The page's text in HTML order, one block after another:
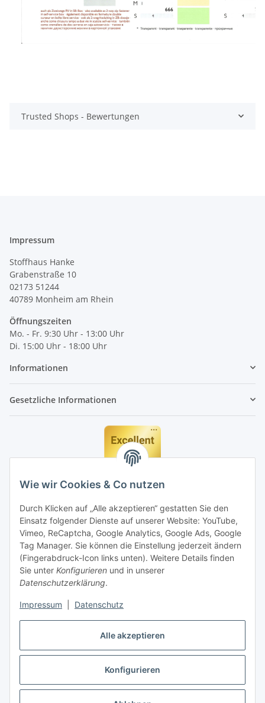
Alle akzeptieren
Konfigurieren
Wie wir Cookies & Co nutzen
Durch Klicken auf „Alle akzeptieren“ gestatten Sie den
Einsatz folgender Dienste auf unserer Website: YouTube,
Vimeo, ReCaptcha, Google Analytics, Google Ads, Google
Tag Manager. Sie können die Einstellung jederzeit ändern
(Fingerabdruck-Icon links unten). Weitere Details finden
Sie unter Konfigurieren und in unserer
Datenschutzerklärung.
Impressum Datenschutz
Trusted Shops - Bewertungen
Impressum
Stoffhaus Hanke
Grabenstraße 10
02173 51244
40789 Monheim am Rhein
Öffnungszeiten
Mo. - Fr. 9:30 Uhr - 13:00 Uhr
Di. 15:00 Uhr - 18:00 Uhr
Informationen
Gesetzliche Informationen
Vertrag widerrufen
* Alle Preise inkl. gesetzlicher MwSt., zzgl.Versand